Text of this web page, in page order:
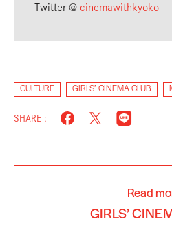
Twitter @ cinemawithkyoko
CULTURE GIRLS’ CINEMA CLUB
SHARE :
Read
GIRLS’